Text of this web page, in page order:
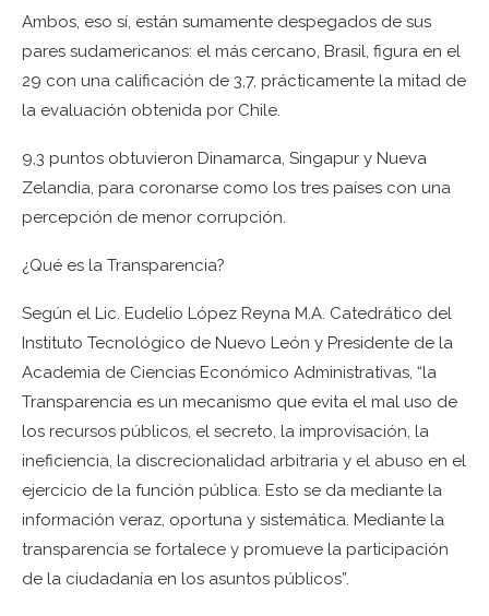
Ambos, eso sí, están sumamente despegados de sus
pares sudamericanos: el más cercano, Brasil, figura en el
29 con una calificación de 3,7, prácticamente la mitad de
la evaluación obtenida por Chile.
9,3 puntos obtuvieron Dinamarca, Singapur y Nueva
Zelandia, para coronarse como los tres países con una
percepción de menor corrupción.
¿Qué es la Transparencia?
Según el Lic. Eudelio López Reyna M.A. Catedrático del
Instituto Tecnológico de Nuevo León y Presidente de la
Academia de Ciencias Económico Administrativas, “la
Transparencia es un mecanismo que evita el mal uso de
los recursos públicos, el secreto, la improvisación, la
ineficiencia, la discrecionalidad arbitraria y el abuso en el
ejercicio de la función pública. Esto se da mediante la
información veraz, oportuna y sistemática. Mediante la
transparencia se fortalece y promueve la participación
de la ciudadanía en los asuntos públicos”.